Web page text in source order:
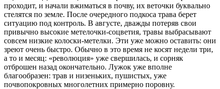
проходит, и начали вжиматься в почву, их веточки буквально
стелятся по земле. После очередного подкоса трава берет
ситуацию под контроль. В августе, дважды потеряв свои
привычно высокие метелочки-соцветия, травы выбрасывают
совсем низкие колоски-метелки. Эти уже можно оставить: они
зреют очень быстро. Обычно в это время не косят недели три,
а то и месяц: «революция» уже свершилась, и сорняк
отброшен назад окончательно. Лужок уже вполне
благообразен: трав и низеньких, пушистых, уже
почвопокровных многолетних примерно поровну.